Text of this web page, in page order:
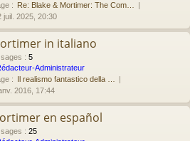
: Re: Blake & Mortimer: The Com…
juil. 2025, 20:30
in italiano
: 5
Administrateur
: Il realismo fantastico della …
2016, 17:44
en español
: 25